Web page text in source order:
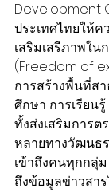
Development
ประเทศไทยให้
เสริมเสรีภาพใน
(Freedom of
การสร้างพื้นที่ส
ศึกษา การเรียน
ทั้งส่งเสริมการ
หลายทางวัฒนธ
เข้าถึงคนทุกกลุ่
ถึงข้อมูลข่าวสาร